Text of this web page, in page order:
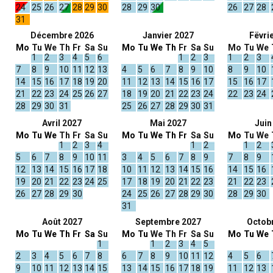
24
25 26 27 28 29 30
31
28
29 30
26
27 28
Décembre 2026
Mo Tu
1
We
2
Th
3
Fr
4
Sa
5
Su
6
7
8 9 10 11 12 13
14
15 16 17 18 19 20
21
22 23 24 25 26 27
28
29 30 31
Janvier 2027
Mo Tu We Th Fr
1
Sa
2
Su
3
4
5 6 7 8 9
10
11
12 13 14 15 16 17
18
19 20 21 22 23 24
25
26 27 28 29 30 31
Mo
1
Tu
2
We
3
8
9 10
15
16 17
22
23 24
Avril 2027
Mo Tu We Th
1
Fr
2
Sa
3
Su
4
5
6 7 8 9 10 11
12
13 14 15 16 17 18
19
20 21 22 23 24 25
26
27 28 29 30
Mai 2027
Mo Tu We Th Fr Sa
1
Su
2
3
4 5 6 7 8
9
10
11 12 13 14 15 16
17
18 19 20 21 22 23
24
25 26 27 28 29 30
31
Juin
Mo Tu
1
We
2
7
8 9
14
15 16
21
22 23
28
29 30
Août 2027
Mo Tu We Th Fr Sa Su
1
2
3 4 5 6 7
8
9
10 11 12 13 14 15
Septembre 2027
Mo Tu We
1
Th
2
Fr
3
Sa
4
Su
5
6
7 8 9 10 11 12
13
14 15 16 17 18 19
Mo Tu We
4 5 6
11
12 13